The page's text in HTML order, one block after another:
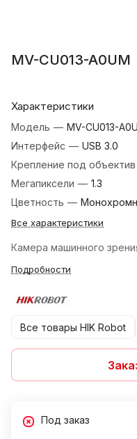
MV-CU013-A0UM
Характеристики
Модель — MV-CU013-
Интерфейс — USB 3.0
Крепление под объектив
Мегапиксели — 1.3
Цветность —
Все характеристики
Камера машинного
Подробности
Все товары HIK Robot
Под заказ